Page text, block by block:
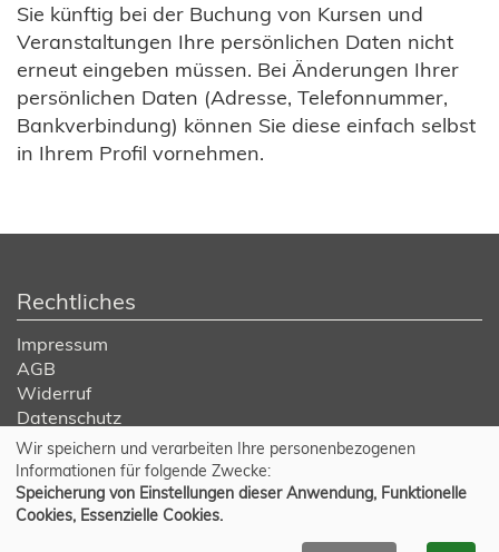
Sie künftig bei der Buchung von Kursen und
Veranstaltungen Ihre persönlichen Daten nicht
erneut eingeben müssen. Bei Änderungen Ihrer
persönlichen Daten (Adresse, Telefonnummer,
Bankverbindung) können Sie diese einfach selbst
in Ihrem Profil vornehmen.
Rechtliches
Impressum
AGB
Widerruf
Datenschutz
Cookie Einstellungen
Wir speichern und verarbeiten Ihre personenbezogenen
Informationen für folgende Zwecke:
Speicherung von Einstellungen dieser Anwendung, Funktionelle
Cookies, Essenzielle Cookies.